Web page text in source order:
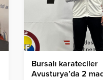
Bursalı karateciler
Avusturya’da 2